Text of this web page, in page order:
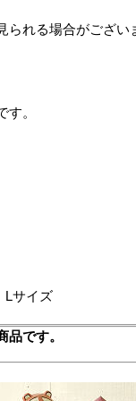
られる場合がござい
。
サイズ
です。